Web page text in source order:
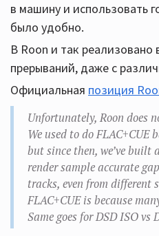
в машину и использовать
было удобно.
В Roon и так реализовано
прерываний, даже с
Официальная позиция
Unfortunately, Roon does
We used to do FLAC+CUE
but since then, we’ve built
render sample accurate
tracks, even from different
FLAC+CUE is because
Same goes for DSD ISO vs